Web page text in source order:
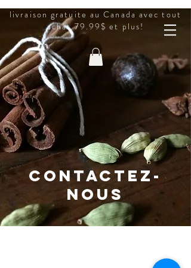
livraison gratuite au Canada avec tout
achat 79.99$ et plus!
contactez-
nous